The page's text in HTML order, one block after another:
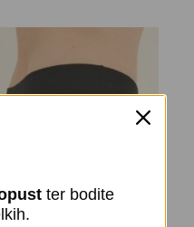
ter bodite